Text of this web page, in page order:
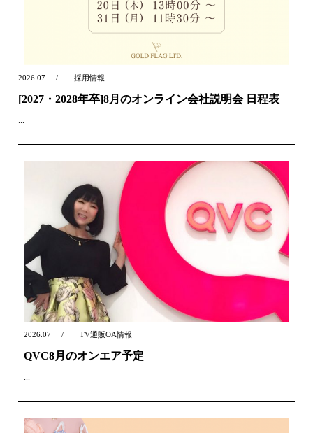
2026.07 採用情報
[2027・2028年卒]8月のオンライン会社説明会 日程表
...
2026.07 TV通販OA情報
QVC8月のオンエア予定
...